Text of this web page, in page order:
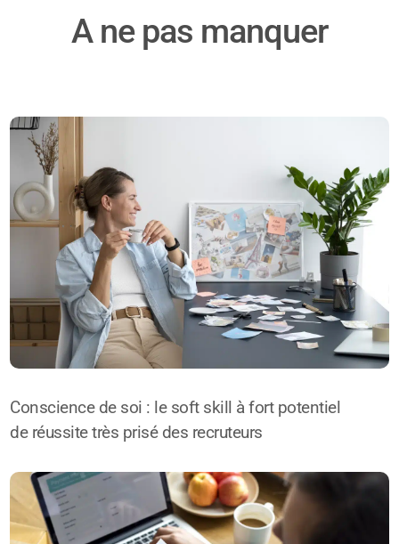
A ne pas manquer
Conscience de soi : le soft skill à fort potentiel
de réussite très prisé des recruteurs